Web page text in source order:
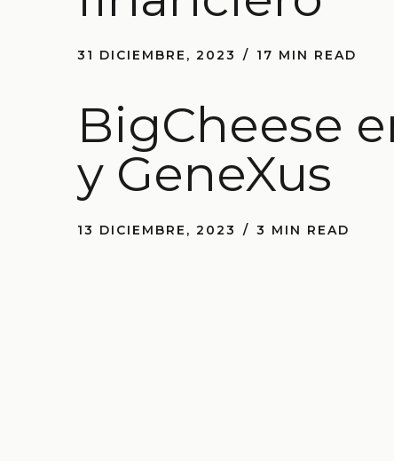
31 DICIEMBRE, 2023 17 MIN READ
BigCheese
y GeneXus
13 DICIEMBRE, 2023 3 MIN READ